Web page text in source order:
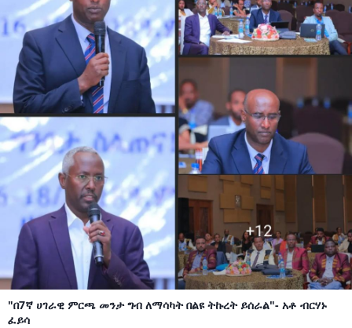
"በ7ኛ ሀገራዊ ምርጫ መንታ ግብ ለማሳካት በልዩ ትኩረት ይሰራል"- አቶ ብርሃኑ
ፈይሳ